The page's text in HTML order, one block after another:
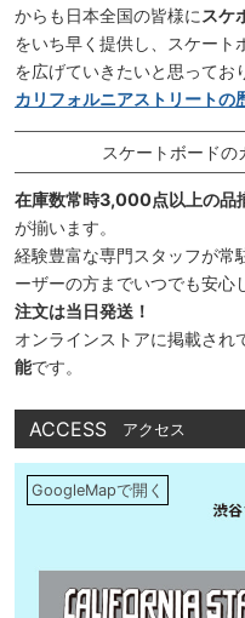
からも日本全国の皆様に スケ
をいち早く提供し、スケート
を広げていきたいと思ってお
カリフォルニアストリートの
スケートボードの
在庫数常時3,000点以上の品
が揃います。
経験豊富な専門スタッフが常
ーザーの方までいつでも安心
注文は当日発送！
オンラインストアに掲載され
能です。
ACCESS アクセス
GoogleMapで開く